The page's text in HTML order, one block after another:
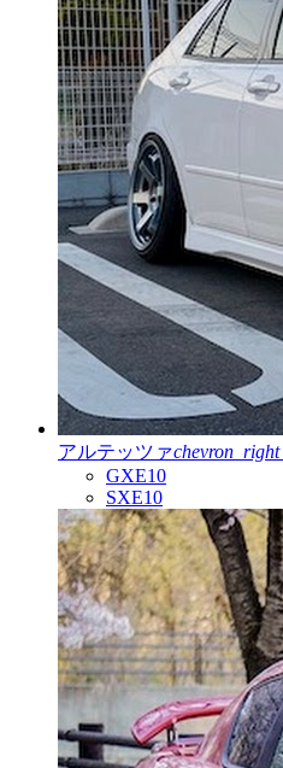
アルテッツァchevron_right
GXE10
SXE10